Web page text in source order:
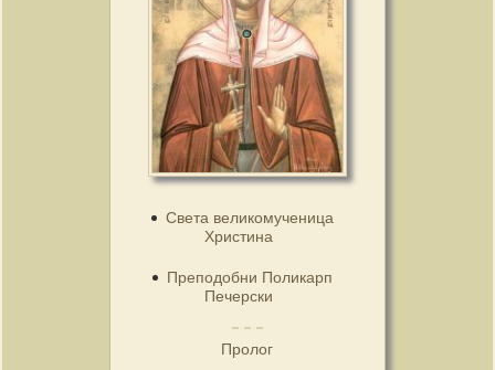
Света великомученица
Христина
Преподобни Поликарп
Печерски
Пролог